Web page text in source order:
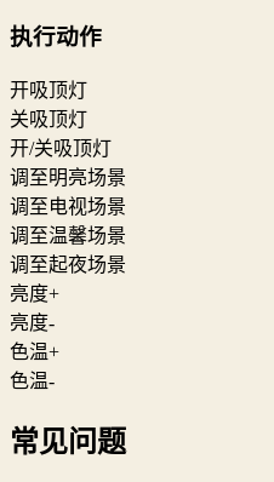
执行动作
开吸顶灯
关吸顶灯
开/关吸顶灯
调至明亮场景
调至电视场景
调至温馨场景
调至起夜场景
亮度+
亮度-
色温+
色温-
常见问题